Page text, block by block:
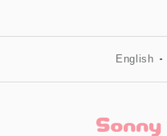
English